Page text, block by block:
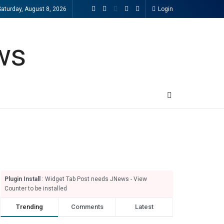
August 8, 2026 Login
Plugin Install
: Widget Tab Post needs JNews - View
Counter to be installed
Trending Comments Latest